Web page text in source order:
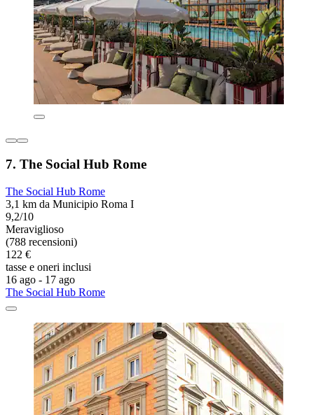
7. The Social Hub Rome
The Social Hub Rome
3,1 km da Municipio Roma I
9,2/10
Meraviglioso
(788 recensioni)
122 €
tasse e oneri inclusi
16 ago - 17 ago
The Social Hub Rome